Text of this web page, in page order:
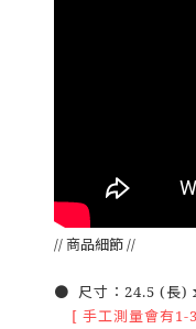
// 商品細節 //
● 尺寸：24.5 (長)
[ 手工測量會有1-